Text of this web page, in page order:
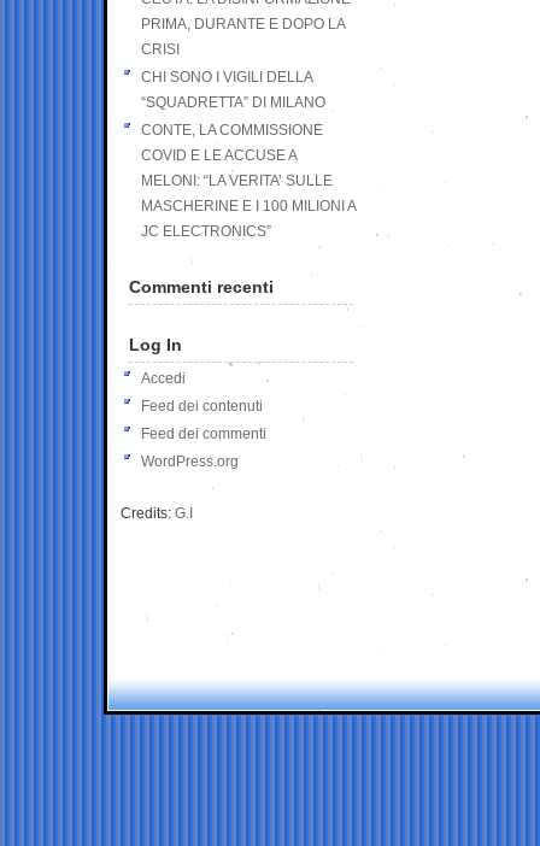
PRIMA, DURANTE E DOPO LA
CRISI
CHI SONO I VIGILI DELLA
“SQUADRETTA” DI MILANO
CONTE, LA COMMISSIONE
COVID E LE ACCUSE A
MELONI: “LA VERITA’ SULLE
MASCHERINE E I 100 MILIONI A
JC ELECTRONICS”
Commenti recenti
Log In
Accedi
Feed dei contenuti
Feed dei commenti
WordPress.org
Credits: G.I